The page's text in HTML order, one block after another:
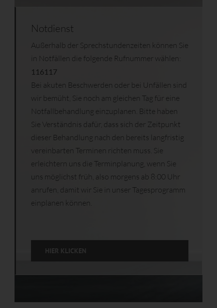
Notdienst
Außerhalb der Sprechstundenzeiten können Sie
in Notfällen die folgende Rufnummer wählen:
116117
Bei akuten Beschwerden oder bei Unfällen sind
wir bemüht, Sie noch am gleichen Tag für eine
Notfallbehandlung einzuplanen. Bitte haben
Sie Verständnis dafür, dass sich der Zeitpunkt
dieser Behandlung nach den bereits langfristig
vereinbarten Terminen richten muss. Sie
erleichtern uns die Terminplanung, wenn Sie
uns möglichst früh, also morgens ab 8:00 Uhr
anrufen, damit wir Sie in unser Tagesprogramm
einplanen können.
HIER KLICKEN